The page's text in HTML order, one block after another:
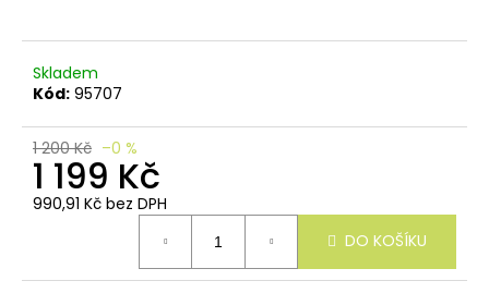
Skladem
Kód: 95707
1 200 Kč –0 %
1 199 Kč
990,91 Kč bez DPH
DO KOŠÍKU
D
o
p
o
č